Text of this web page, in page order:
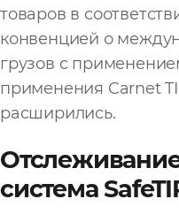
товаров в
конвенцией о
грузов с
применения Carnet
расширились.
система